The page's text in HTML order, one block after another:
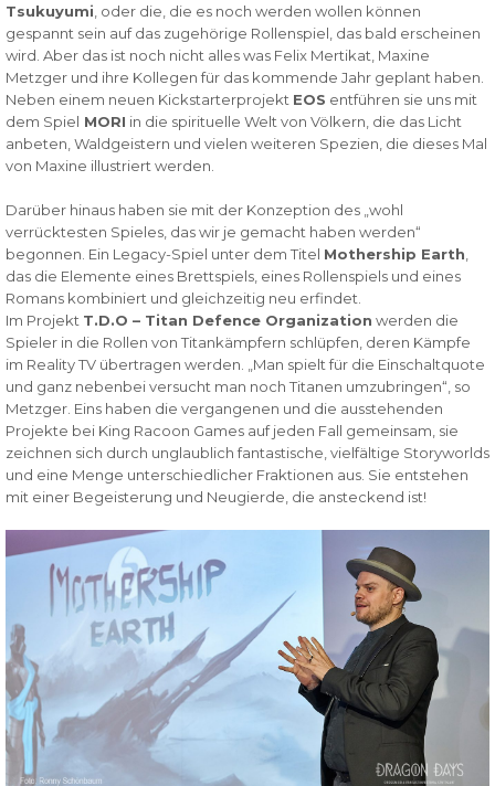
Tsukuyumi , oder die, die es noch werden wollen können
gespannt sein auf das zugehörige Rollenspiel, das bald erscheinen
wird. Aber das ist noch nicht alles was Felix Mertikat, Maxine
Metzger und ihre Kollegen für das kommende Jahr geplant haben.
Neben einem neuen Kickstarterprojekt EOS entführen sie uns mit
dem Spiel MORI in die spirituelle Welt von Völkern, die das Licht
anbeten, Waldgeistern und vielen weiteren Spezien, die dieses Mal
von Maxine illustriert werden.
Darüber hinaus haben sie mit der Konzeption des „wohl
verrücktesten Spieles, das wir je gemacht haben werden“
begonnen. Ein Legacy-Spiel unter dem Titel Mothership Earth
das die Elemente eines Brettspiels, eines Rollenspiels und eines
Romans kombiniert und gleichzeitig neu erfindet.
Im Projekt T.D.O – Titan Defence Organization werden die
Spieler in die Rollen von Titankämpfern schlüpfen, deren Kämpfe
im Reality TV übertragen werden. „Man spielt für die Einschaltquote
und ganz nebenbei versucht man noch Titanen umzubringen“, so
Metzger. Eins haben die vergangenen und die ausstehenden
Projekte bei King Racoon Games auf jeden Fall gemeinsam, sie
zeichnen sich durch unglaublich fantastische, vielfältige Storyworlds
und eine Menge unterschiedlicher Fraktionen aus. Sie entstehen
mit einer Begeisterung und Neugierde, die ansteckend ist!